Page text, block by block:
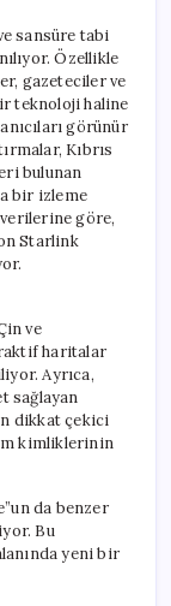
sansüre tabi
Özellikle
gazeteciler ve
teknoloji haline
görünür
Kıbrıs
bulunan
bir izleme
göre,
Starlink
ve
haritalar
Ayrıca,
sağlayan
dikkat çekici
kimliklerinin
da benzer
Bu
yeni bir